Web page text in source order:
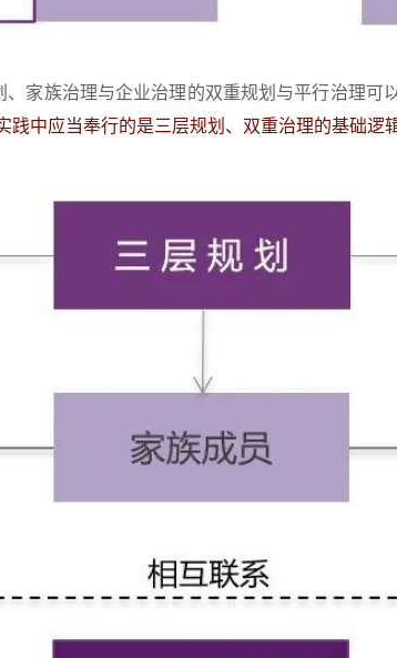
家族治理与企业治理的双重规划与平行治理
践中应当奉行的是三层规划、双重治理的基础逻辑